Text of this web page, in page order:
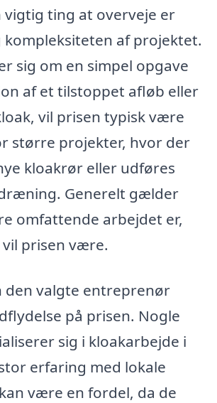
vigtig ting at overveje er
af projektet.
sig om en simpel opgave
af et tilstoppet afløb eller
vil prisen typisk være
større projekter, hvor der
kloakrør eller udføres
Generelt gælder
omfattende arbejdet er,
prisen være.
den valgte entreprenør
på prisen. Nogle
sig i kloakarbejde i
erfaring med lokale
være en fordel, da de